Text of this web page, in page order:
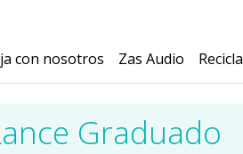
con nosotros Zas Audio Recicla
Graduado